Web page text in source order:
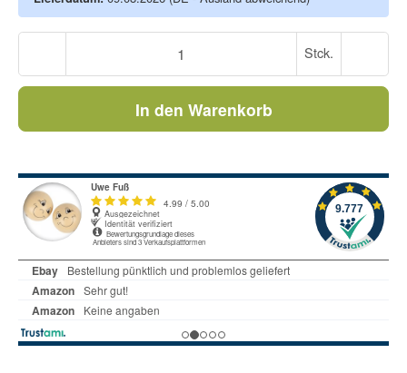
Stck.
In den Warenkorb